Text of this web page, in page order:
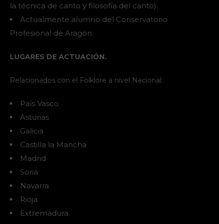
la técnica de canto y filosofía del canto).
Actualmente alumno del Conservatorio
Profesional de Aragón.
LUGARES DE ACTUACIÓN.
Relacionados con el Folklore a nivel Nacional:
País Vasco
Asturias
Galicia
Castilla la Mancha
Madrid
Soria
Navarra
Rioja
Extremadura